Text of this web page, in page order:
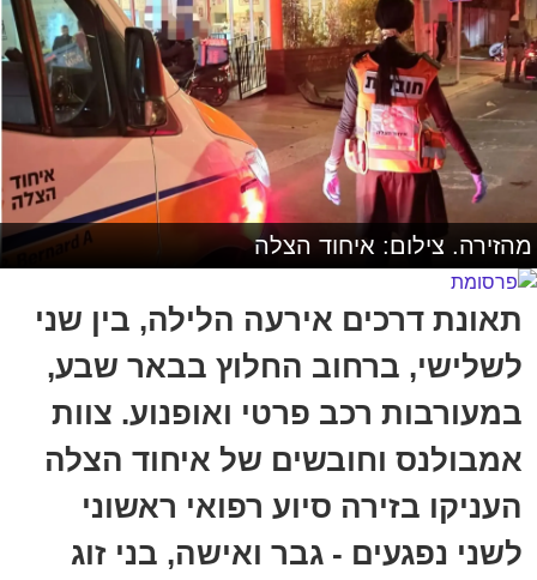
מהזירה. צילום: איחוד הצלה
תאונת דרכים אירעה הלילה, בין שני
לשלישי, ברחוב החלוץ בבאר שבע,
במעורבות רכב פרטי ואופנוע. צוות
אמבולנס וחובשים של איחוד הצלה
העניקו בזירה סיוע רפואי ראשוני
לשני נפגעים - גבר ואישה, בני זוג